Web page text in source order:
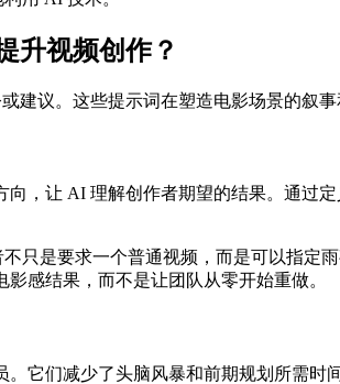
升视频创作？
建议。这些提示词在塑造电影场景的叙
，让 AI 理解创作者期望的结果。通过
只是要求一个普通视频，而是可以指
感结果，而不是让团队从零开始重做。
它们减少了头脑风暴和前期规划所需